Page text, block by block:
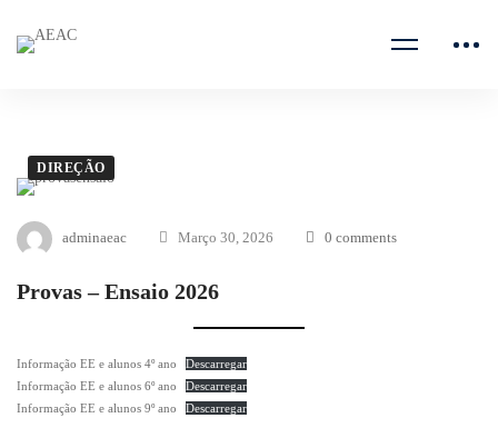
DIREÇÃO
adminaeac Março 30, 2026 0 comments
Provas – Ensaio 2026
Informação EE e alunos 4º ano
Descarregar
Informação EE e alunos 6º ano
Descarregar
Informação EE e alunos 9º ano
Descarregar